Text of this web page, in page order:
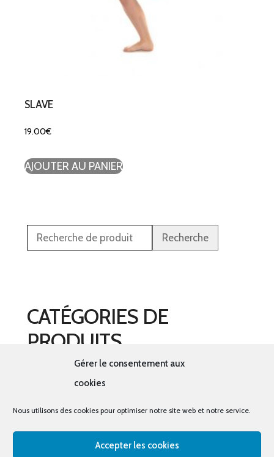
Gérer le consentement aux
cookies
Nous utilisons des cookies pour optimiser notre site web et notre service.
Accepter les cookies
SLAVE
19.00€
AJOUTER AU PANIER
Recherche
CATÉGORIES DE
PRODUITS
Sélectionner une catégorie